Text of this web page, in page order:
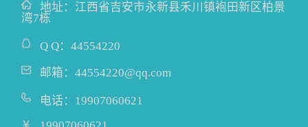
地址： 江西省吉安市永新县禾川镇袍田新区柏景
湾7栋
Q Q： 44554220
邮箱： 44554220@qq.com
电话： 19907060621